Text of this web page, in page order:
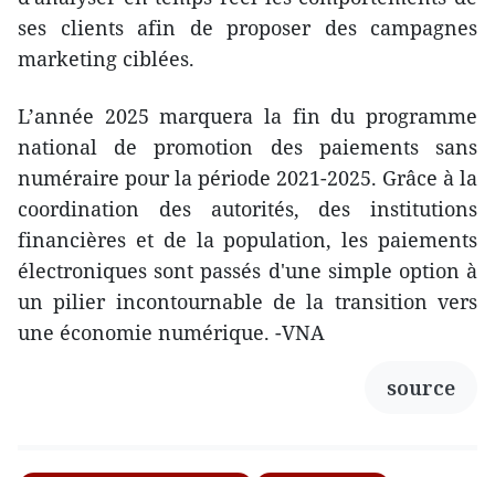
ses clients afin de proposer des campagnes
marketing ciblées.
L’année 2025 marquera la fin du programme
national de promotion des paiements sans
numéraire pour la période 2021-2025. Grâce à la
coordination des autorités, des institutions
financières et de la population, les paiements
électroniques sont passés d'une simple option à
un pilier incontournable de la transition vers
une économie numérique. -VNA
source